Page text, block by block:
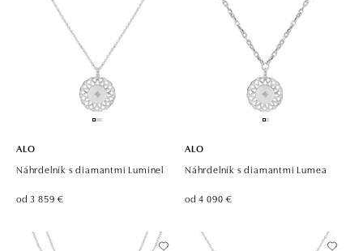
ALO
Náhrdelník s diamantmi Luminel
od 3 859 €
ALO
Náhrdelník s diamantmi Lumea
od 4 090 €